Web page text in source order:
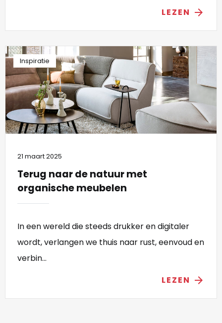
LEZEN arrow_forward
Inspiratie
21 maart 2025
Terug naar de natuur met
organische meubelen
In een wereld die steeds drukker en digitaler
wordt, verlangen we thuis naar rust, eenvoud en
verbin...
LEZEN arrow_forward